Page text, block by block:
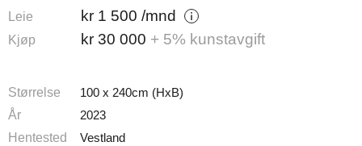
Leie kr 1 500 /mnd
Kjøp kr 30 000 + 5% kunstavgift
Størrelse
100 x 240cm (HxB)
År
2023
Hentested
Vestland